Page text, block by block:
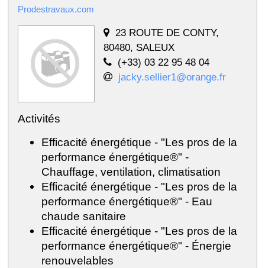
Prodestravaux.com
23 ROUTE DE CONTY,
80480, SALEUX
(+33) 03 22 95 48 04
jacky.sellier1@orange.fr
Activités
Efficacité énergétique - "Les pros de la
performance énergétique®" -
Chauffage, ventilation, climatisation
Efficacité énergétique - "Les pros de la
performance énergétique®" - Eau
chaude sanitaire
Efficacité énergétique - "Les pros de la
performance énergétique®" - Énergie
renouvelables